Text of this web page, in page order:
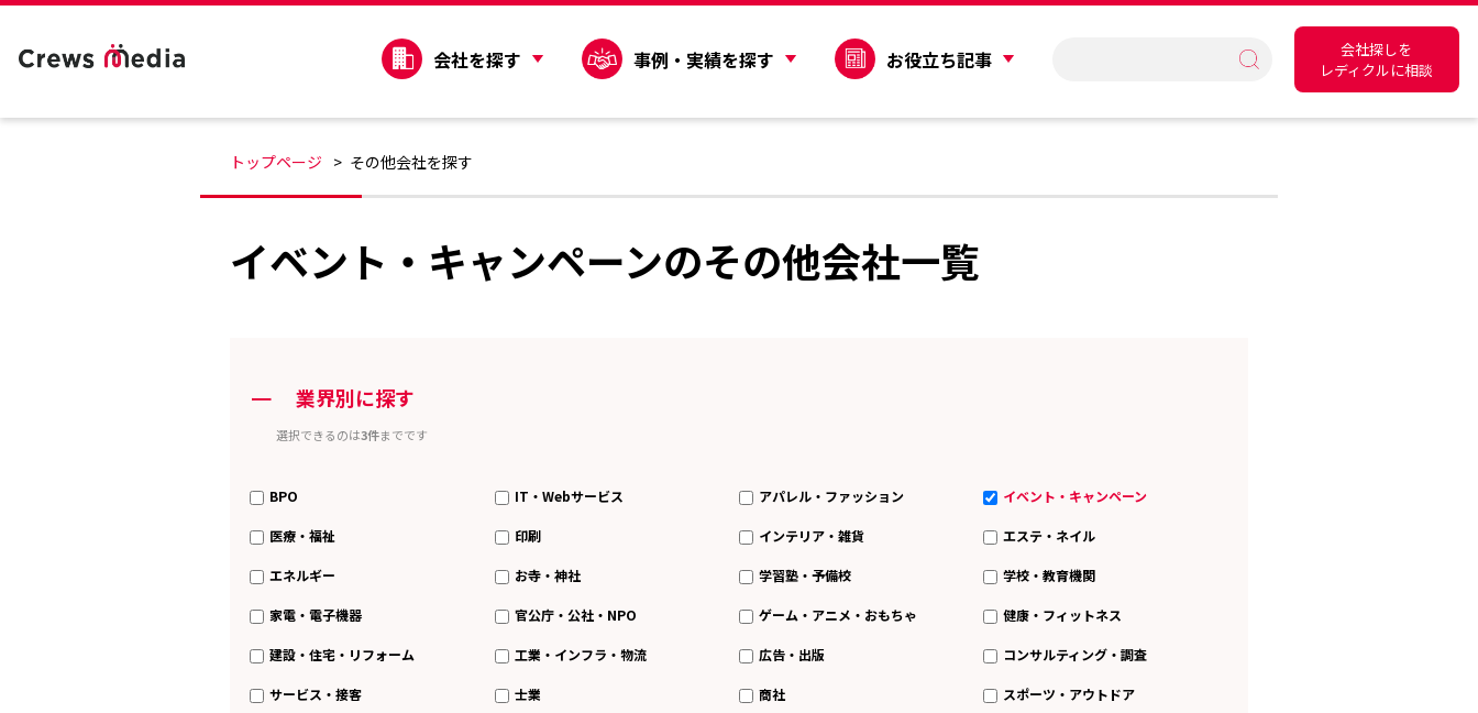
会社を探す 事例・実績を探す お役立ち記事
会社探しを
レディクルに相談
トップページ その他会社を探す
イベント・キャンペーンのその他会社一覧
ー 業界別に探す
選択できるのは3件までです
BPO IT・Webサービス アパレル・ファッション イベント・キャンペーン
医療・福祉 印刷 インテリア・雑貨 エステ・ネイル
エネルギー お寺・神社 学習塾・予備校 学校・教育機関
家電・電子機器 官公庁・公社・NPO ゲーム・アニメ・おもちゃ 健康・フィットネス
建設・住宅・リフォーム 工業・インフラ・物流 広告・出版 コンサルティング・調査
サービス・接客 士業 商社 スポーツ・アウトドア